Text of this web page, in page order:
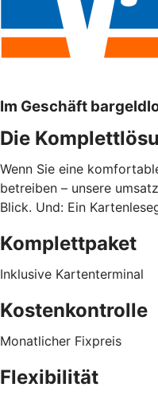
Im Geschäft
Die
Wenn Sie eine
betreiben – unsere
Blick. Und: Ein
Komplettpaket
Inklusive Kartenterminal
Kostenkontrolle
Monatlicher Fixpreis
Flexibilität